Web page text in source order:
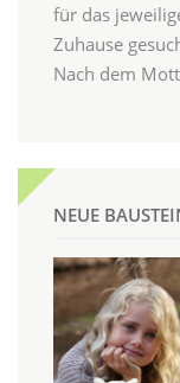
für das
Zuhause
Nach dem
NEUE